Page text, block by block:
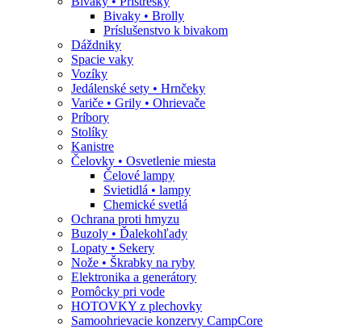
Bivaky • Brolly
Príslušenstvo k bivakom
Dáždniky
Spacie vaky
Vozíky
Jedálenské sety • Hrnčeky
Variče • Grily • Ohrievače
Príbory
Stolíky
Kanistre
Čelovky • Osvetlenie miesta
Čelové lampy
Svietidlá • lampy
Chemické svetlá
Ochrana proti hmyzu
Buzoly • Ďalekohľady
Lopaty • Sekery
Nože • Škrabky na ryby
Elektronika a generátory
Pomôcky pri vode
HOTOVKY z plechovky
Samoohrievacie konzervy CampCore